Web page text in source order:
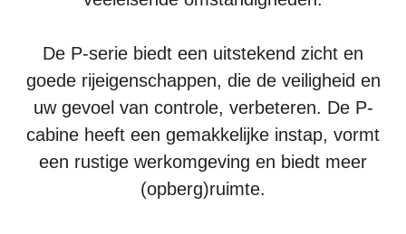
De P-serie biedt een uitstekend zicht en
goede rijeigenschappen, die de veiligheid en
uw gevoel van controle, verbeteren. De P-
cabine heeft een gemakkelijke instap, vormt
een rustige werkomgeving en biedt meer
(opberg)ruimte.